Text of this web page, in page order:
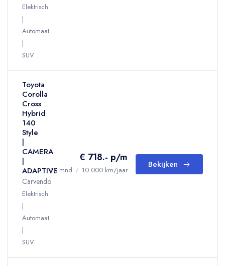
Elektrisch
Automaat
SUV
Toyota
Corolla
Cross
Hybrid
140
Style
|
CAMERA
|
ADAPTIVE
Carvendo
Elektrisch
Automaat
SUV
€ 718.- p/m
48 mnd / 10.000 km/jaar
Bekijken